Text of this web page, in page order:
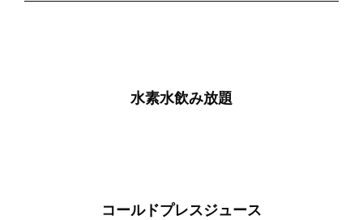
水素水飲み放題
コールドプレスジュース